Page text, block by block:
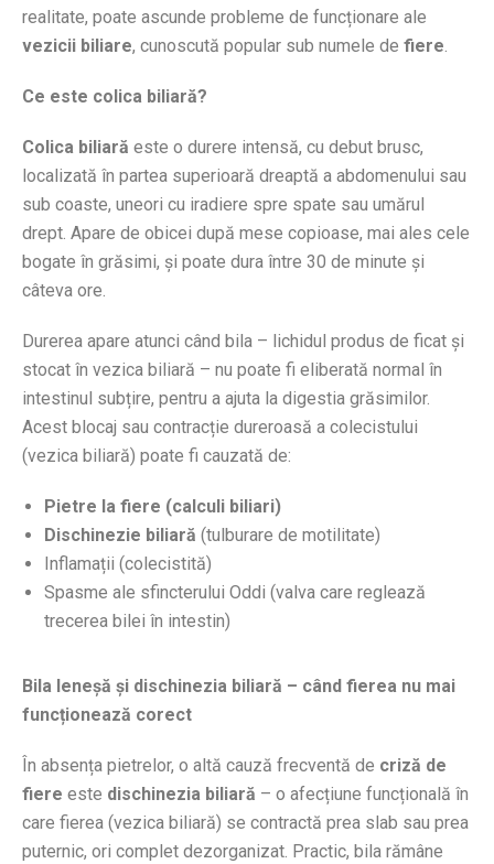
realitate, poate ascunde probleme de funcționare ale
vezicii biliare, cunoscută popular sub numele de fiere.
Ce este colica biliară?
Colica biliară este o durere intensă, cu debut brusc,
localizată în partea superioară dreaptă a abdomenului sau
sub coaste, uneori cu iradiere spre spate sau umărul
drept. Apare de obicei după mese copioase, mai ales cele
bogate în grăsimi, și poate dura între 30 de minute și
câteva ore.
Durerea apare atunci când bila – lichidul produs de ficat și
stocat în vezica biliară – nu poate fi eliberată normal în
intestinul subțire, pentru a ajuta la digestia grăsimilor.
Acest blocaj sau contracție dureroasă a colecistului
(vezica biliară) poate fi cauzată de:
Pietre la fiere (calculi biliari)
Dischinezie biliară (tulburare de motilitate)
Inflamații (colecistită)
Spasme ale sfincterului Oddi (valva care reglează
trecerea bilei în intestin)
Bila leneșă și dischinezia biliară – când fierea nu mai
funcționează corect
În absența pietrelor, o altă cauză frecventă de criză de
fiere este dischinezia biliară – o afecțiune funcțională în
care fierea (vezica biliară) se contractă prea slab sau prea
puternic, ori complet dezorganizat. Practic, bila rămâne